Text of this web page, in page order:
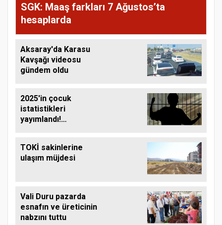
SGK: Maaş farkları 7 Ağustos’ta
hesaplarda
Aksaray'da Karasu
Kavşağı videosu
gündem oldu
2025'in çocuk
istatistikleri
yayımlandı!
TOKİ sakinlerine
ulaşım müjdesi
Vali Duru pazarda
esnafın ve üreticinin
nabzını tuttu